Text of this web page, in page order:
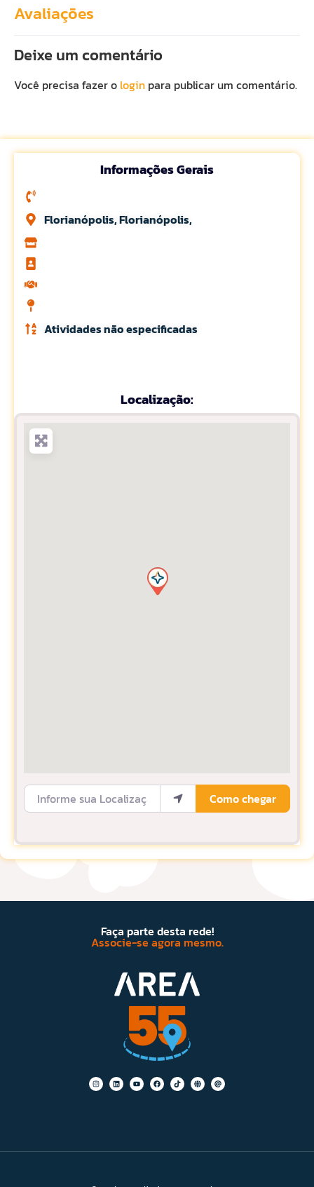
Avaliações
Deixe um comentário
Você precisa fazer o login para publicar um comentário.
Informações Gerais
Florianópolis, Florianópolis,
Atividades não especificadas
Localização:
Informe sua Localização
Como chegar
Faça parte desta rede!
Associe-se agora mesmo.